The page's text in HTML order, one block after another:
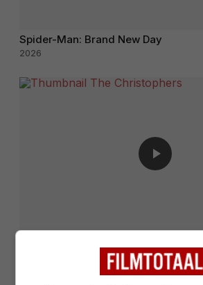
Spider-Man: Brand New Day
2026